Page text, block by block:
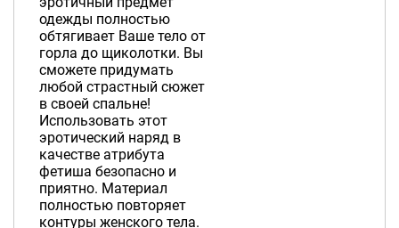
одежды полностью
обтягивает Ваше тело от
горла до щиколотки. Вы
сможете придумать
любой страстный сюжет
в своей спальне!
Использовать этот
эротический наряд в
качестве атрибута
фетиша безопасно и
приятно. Материал
полностью повторяет
контуры женского тела.